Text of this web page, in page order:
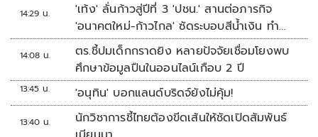
14:29 น.
'เท้ง' ลั่นก้าวสู่ปีที่ 3 'ปชน.' สานต่อภารกิจ
'อนาคตใหม่-ก้าวไกล' ซัดระบอบสีน้ำเงิน ทำ
หลักนิติรัฐ-นิติธรรมสั่นคลอน
14:08 น.
ตร.ชี้ปมเด็กกราดยิง หลายปัจจัยเชื่อมโยงพบ
ศึกษาข้อมูลปืนในออนไลน์เกือบ 2 ปี
13:45 น. 'อนุทิน' บอกแลนด์บริดจ์ยังไม่คุ้ม!
13:40 น.
นักวิชาการชี้ไทยต้องขีดเส้นให้ชัดเปิดสัมพันธ์